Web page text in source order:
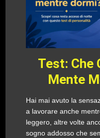
Test: Che
Mente
Hai mai avuto la
a lavorare anche
leggero, altre volte
sogno addosso che